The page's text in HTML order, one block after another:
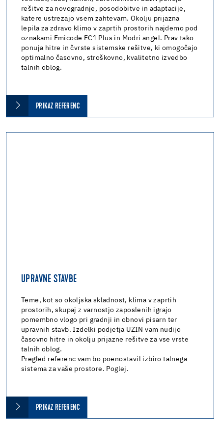
rešitve za novogradnje, posodobitve in adaptacije,
katere ustrezajo vsem zahtevam. Okolju prijazna
lepila za zdravo klimo v zaprtih prostorih najdemo pod
oznakami Emicode EC1 Plus in Modri angel. Prav tako
ponuja hitre in čvrste sistemske rešitve, ki omogočajo
optimalno časovno, stroškovno, kvalitetno izvedbo
talnih oblog.
PRIKAZ REFERENC
UPRAVNE STAVBE
Teme, kot so okoljska skladnost, klima v zaprtih
prostorih, skupaj z varnostjo zaposlenih igrajo
pomembno vlogo pri gradnji in obnovi pisarn ter
upravnih stavb. Izdelki podjetja UZIN vam nudijo
časovno hitre in okolju prijazne rešitve za vse vrste
talnih oblog.
Pregled referenc vam bo poenostavil izbiro talnega
sistema za vaše prostore. Poglej.
PRIKAZ REFERENC